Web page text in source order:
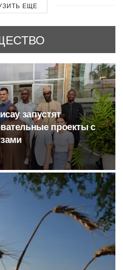
ЕЩЕ
запустят
проекты с